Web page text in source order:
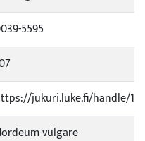
5595
jukuri.luke.fi/handle/
vulgare